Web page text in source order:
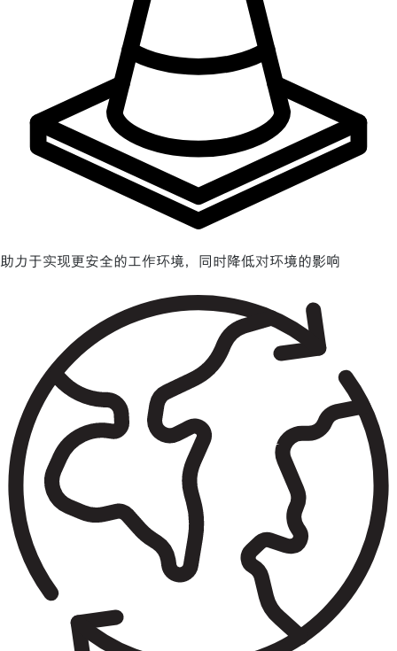
助力于实现更安全的工作环境，同时降低对环境的影响